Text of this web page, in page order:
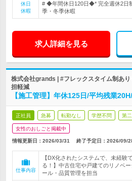
休日
休暇
# ◆年間休日120日◆* 完全週休2日
季・冬季休暇
求人詳細を見る
株式会社grands | #フレックスタイム制あ
担軽減
【施工管理】年休125日/平均残業
正社員 急募 転勤なし 学歴不問 第
女性のおしごと掲載中
情報更新日：2026/03/31 終了予定日： 2026/09/
仕事内容
【DX化されたシステムで、未経験
る！】中古住宅や戸建てのリノベ
ール・品質管理を担当